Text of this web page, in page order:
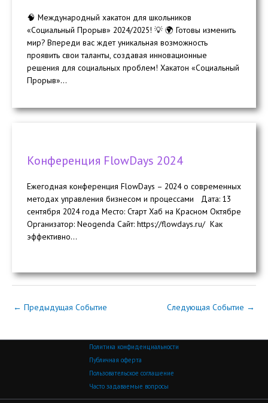
🧠 Международный хакатон для школьников
«Социальный Прорыв» 2024/2025! 💡 🌍 Готовы изменить
мир? Впереди вас ждет уникальная возможность
проявить свои таланты, создавая инновационные
решения для социальных проблем! Хакатон «Социальный
Прорыв»...
Конференция FlowDays 2024
Ежегодная конференция FlowDays – 2024 о современных
методах управления бизнесом и процессами Дата: 13
сентября 2024 года Место: Старт Хаб на Красном Октябре
Организатор: Neogenda Сайт: https://flowdays.ru/ Как
эффективно...
← Предыдущая Событие Следующая Событие →
Политика конфиденциальности
Публичная оферта
Пользовательское соглашение
Часто задаваемые вопросы